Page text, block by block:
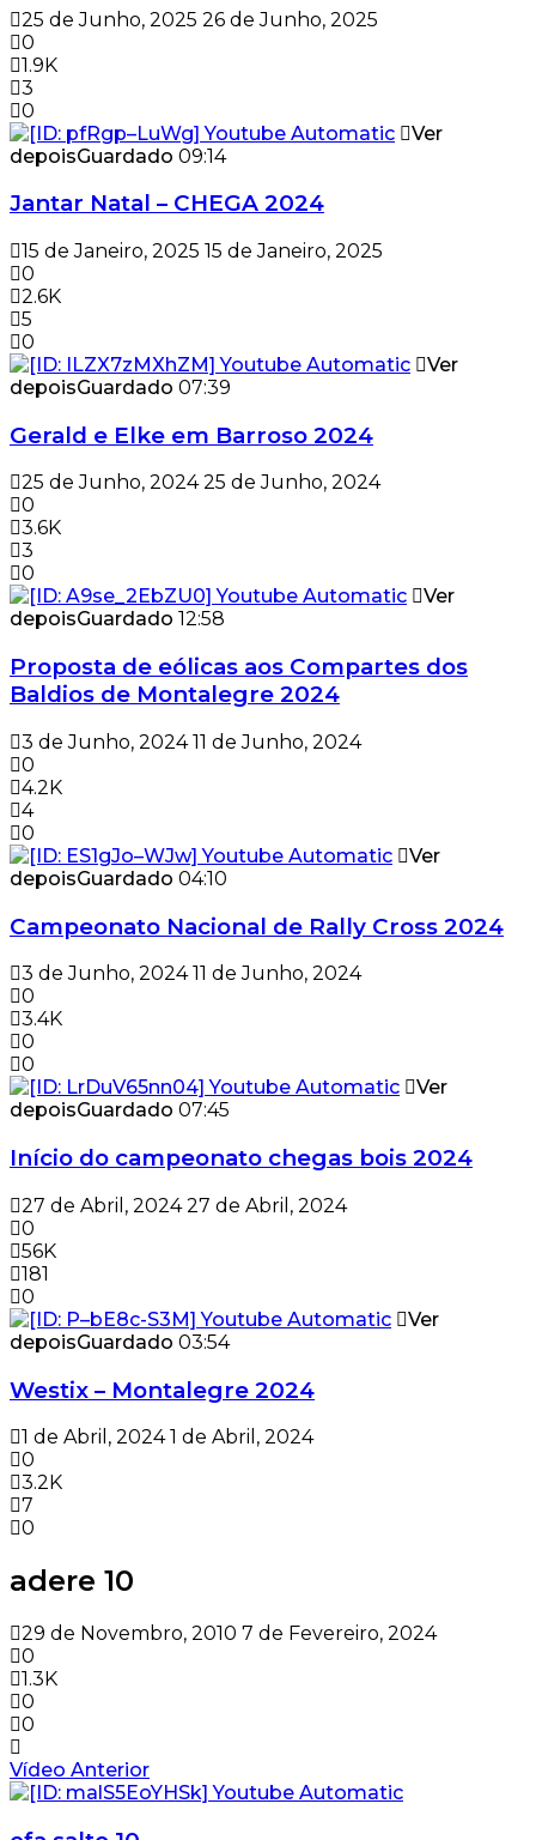
25 de Junho, 2025 26 de Junho, 2025
0
1.9K
3
0
Ver
depoisGuardado 09:14
Jantar Natal – CHEGA 2024
15 de Janeiro, 2025 15 de Janeiro, 2025
0
2.6K
5
0
Ver
depoisGuardado 07:39
Gerald e Elke em Barroso 2024
25 de Junho, 2024 25 de Junho, 2024
0
3.6K
3
0
Ver
depoisGuardado 12:58
Proposta de eólicas aos Compartes dos
Baldios de Montalegre 2024
3 de Junho, 2024 11 de Junho, 2024
0
4.2K
4
0
Ver
depoisGuardado 04:10
Campeonato Nacional de Rally Cross 2024
3 de Junho, 2024 11 de Junho, 2024
0
3.4K
0
0
Ver
depoisGuardado 07:45
Início do campeonato chegas bois 2024
27 de Abril, 2024 27 de Abril, 2024
0
56K
181
0
Ver
depoisGuardado 03:54
Westix – Montalegre 2024
1 de Abril, 2024 1 de Abril, 2024
0
3.2K
7
0
adere 10
29 de Novembro, 2010 7 de Fevereiro, 2024
0
1.3K
0
0
Vídeo Anterior